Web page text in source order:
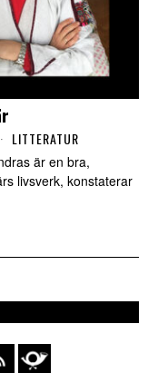
LITTERATUR
är en bra,
livsverk, konstaterar